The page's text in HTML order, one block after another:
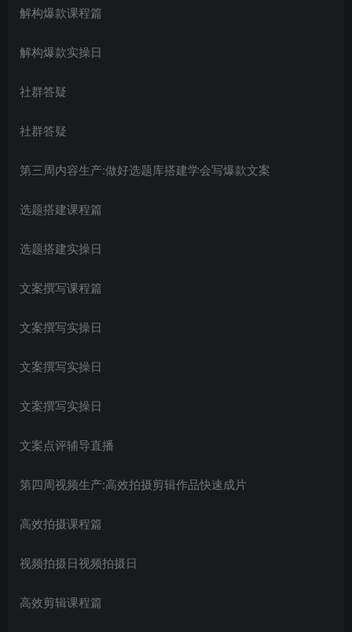
解构爆款课程篇
解构爆款实操日
社群答疑
社群答疑
第三周内容生产:做好选题库搭建学会写爆款文案
选题搭建课程篇
选题搭建实操日
文案撰写课程篇
文案撰写实操日
文案撰写实操日
文案撰写实操日
文案点评辅导直播
第四周视频生产:高效拍摄剪辑作品快速成片
高效拍摄课程篇
视频拍摄日视频拍摄日
高效剪辑课程篇